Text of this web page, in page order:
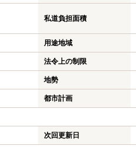
私道負担面積
用途地域
法令上の制限
地勢
都市計画
次回更新日